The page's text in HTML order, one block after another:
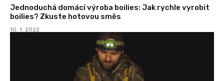
Jednoduchá domácí výroba boilies: Jak rychle vyrobit
boilies? Zkuste hotovou směs
10. 1. 2022